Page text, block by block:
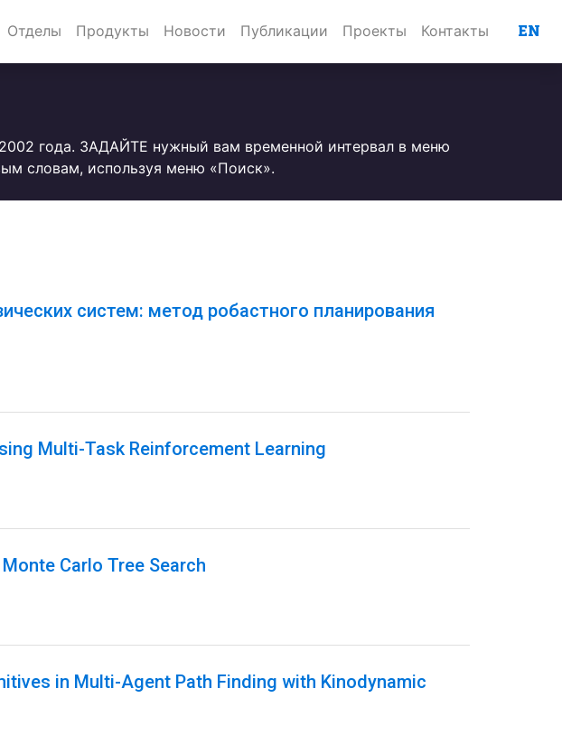
Отделы Продукты Новости Публикации Проекты Контакты EN
года. ЗАДАЙТЕ нужный вам временной интервал в меню
словам, используя меню «Поиск».
систем: метод робастного планирования
Multi-Task Reinforcement Learning
Carlo Tree Search
in Multi-Agent Path Finding with Kinodynamic